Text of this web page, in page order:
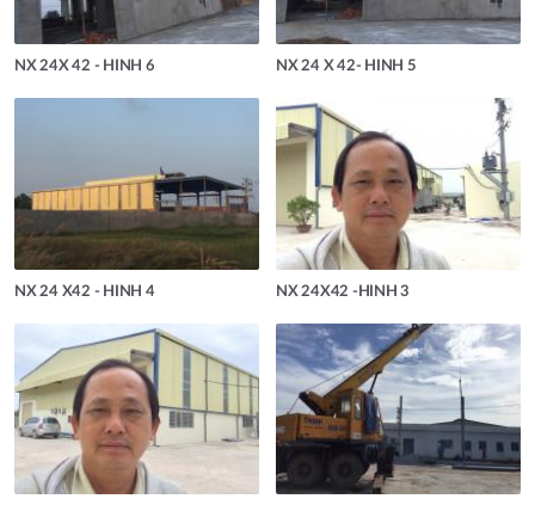
NX 24X 42 - HINH 6 NX 24 X 42- HINH 5
NX 24 X42 - HINH 4 NX 24X42 -HINH 3